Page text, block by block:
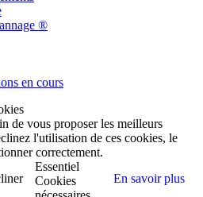
®
en cours
de vous proposer les meilleurs
l'utilisation de ces cookies, le
correctement.
En savoir plus
Essentiel
Cookies